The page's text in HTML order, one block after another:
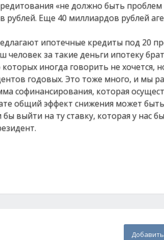
«не должно быть проблем
Еще 40 миллиардов рублей
ипотечные кредиты под 20
за такие деньги ипотеку
иногда говорить не хочется,
годовых. Это тоже много, и мы
софинансирования, которая
общий эффект снижения может
выйти на ту ставку, которая у нас